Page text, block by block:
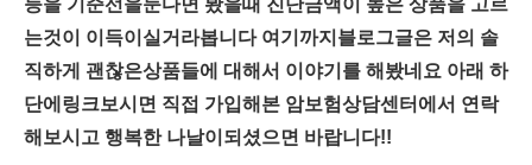
등을 기준선을둔다면 봤을때 진단금액이 높은 상품을 고르
는것이 이득이실거라봅니다 여기까지블로그글은 저의 솔
직하게 괜찮은상품들에 대해서 이야기를 해봤네요 아래 하
단에링크보시면 직접 가입해본 암보험상담센터에서 연락
해보시고 행복한 나날이되셨으면 바랍니다!!